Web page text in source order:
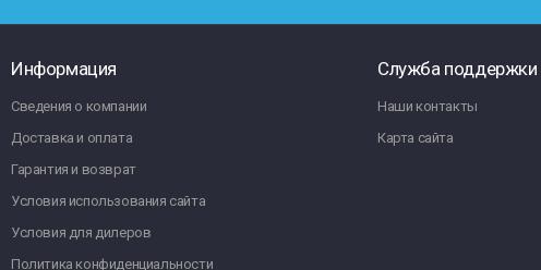
Информация
Сведения о компании
Доставка и оплата
Гарантия и возврат
Условия использования сайта
Условия для дилеров
Политика конфиденциальности
Служба поддержки
Наши контакты
Карта сайта